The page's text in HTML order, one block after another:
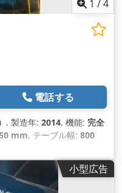
1 /4
電話する
, 製造年: 2014, 機能: 完全
mm, テーブル幅: 800
小型広告